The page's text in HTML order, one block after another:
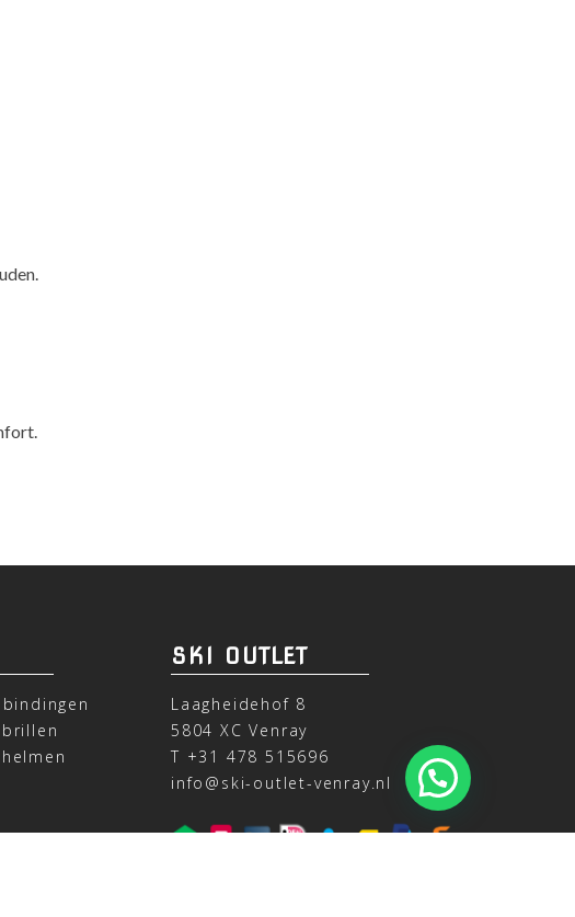
SKI OUTLET
Laagheidehof 8
5804 XC Venray
T +31 478 515696
info@ski-outlet-venray.nl